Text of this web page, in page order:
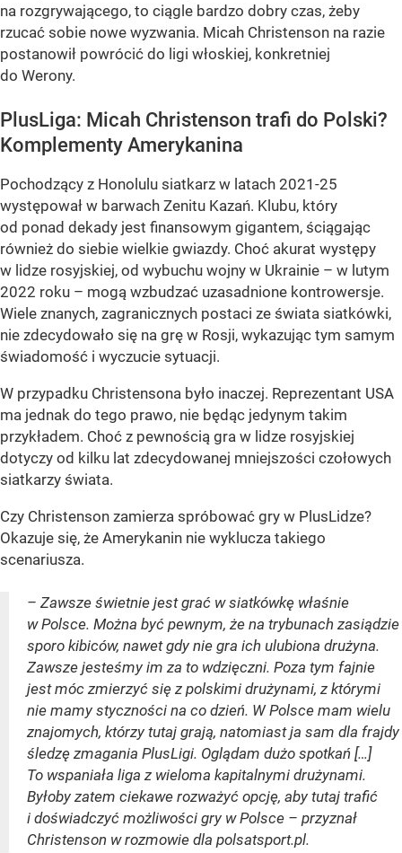
na rozgrywającego, to ciągle bardzo dobry czas, żeby
rzucać sobie nowe wyzwania. Micah Christenson na razie
postanowił powrócić do ligi włoskiej, konkretniej
do Werony.
PlusLiga: Micah Christenson trafi do Polski?
Komplementy Amerykanina
Pochodzący z Honolulu siatkarz w latach 2021-25
występował w barwach Zenitu Kazań. Klubu, który
od ponad dekady jest finansowym gigantem, ściągając
również do siebie wielkie gwiazdy. Choć akurat występy
w lidze rosyjskiej, od wybuchu wojny w Ukrainie – w lutym
2022 roku – mogą wzbudzać uzasadnione kontrowersje.
Wiele znanych, zagranicznych postaci ze świata siatkówki,
nie zdecydowało się na grę w Rosji, wykazując tym samym
świadomość i wyczucie sytuacji.
W przypadku Christensona było inaczej. Reprezentant USA
ma jednak do tego prawo, nie będąc jedynym takim
przykładem. Choć z pewnością gra w lidze rosyjskiej
dotyczy od kilku lat zdecydowanej mniejszości czołowych
siatkarzy świata.
Czy Christenson zamierza spróbować gry w PlusLidze?
Okazuje się, że Amerykanin nie wyklucza takiego
scenariusza.
– Zawsze świetnie jest grać w siatkówkę właśnie
w Polsce. Można być pewnym, że na trybunach zasiądzie
sporo kibiców, nawet gdy nie gra ich ulubiona drużyna.
Zawsze jesteśmy im za to wdzięczni. Poza tym fajnie
jest móc zmierzyć się z polskimi drużynami, z którymi
nie mamy styczności na co dzień. W Polsce mam wielu
znajomych, którzy tutaj grają, natomiast ja sam dla frajdy
śledzę zmagania PlusLigi. Oglądam dużo spotkań […]
To wspaniała liga z wieloma kapitalnymi drużynami.
Byłoby zatem ciekawe rozważyć opcję, aby tutaj trafić
i doświadczyć możliwości gry w Polsce – przyznał
Christenson w rozmowie dla polsatsport.pl.